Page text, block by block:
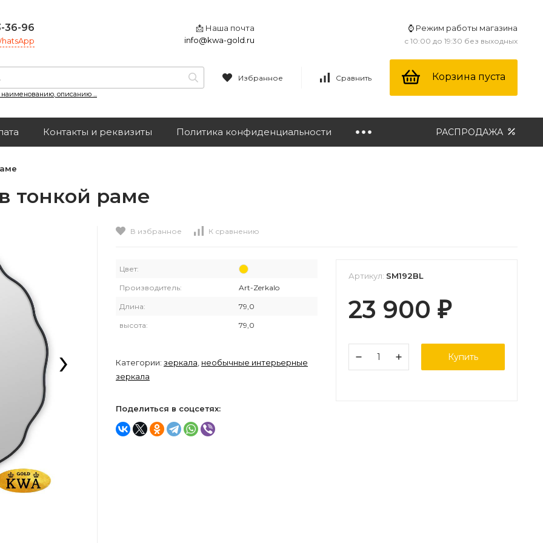
36-96
📩 Наша почта
info@kwa-gold.ru
⌚ Режим работы магазина
с 10:00 до 19:30 без выходных
наименованию, описанию ...
Избранное Сравнить Корзина пуста
Контакты и реквизиты Политика конфиденциальности РАСПРОДАЖА
тонкой раме
›
В избранное К сравнению
Цвет:
Производитель: Art-Zerkalo
Длина: 79,0
высота: 79,0
Категории: зеркала необычные интерьерные
зеркала
Поделиться в соцсетях:
Артикул: SM192BL
23 900 ₽
Купить